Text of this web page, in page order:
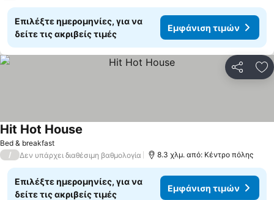
Επιλέξτε ημερομηνίες, για να
δείτε τις ακριβείς τιμές
Εμφάνιση τιμών
Bed & breakfast
Hit Hot House
/ Δεν υπάρχει διαθέσιμη βαθμολογία 8.3 χλμ. από: Κέντρο πόλης
Επιλέξτε ημερομηνίες, για να
δείτε τις ακριβείς τιμές
Εμφάνιση τιμών